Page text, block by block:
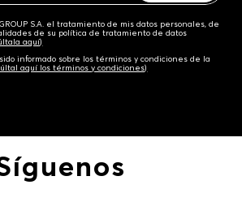
S.A. el tratamiento de mis datos personales, de
de su política de tratamiento de datos
aquí)
informado sobre los términos y condiciones de la
aquí los términos y condiciones)